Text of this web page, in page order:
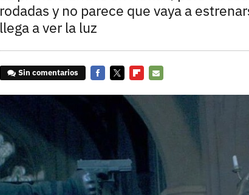
rodadas y no parece que vaya a
llega a ver la luz
Sin comentarios